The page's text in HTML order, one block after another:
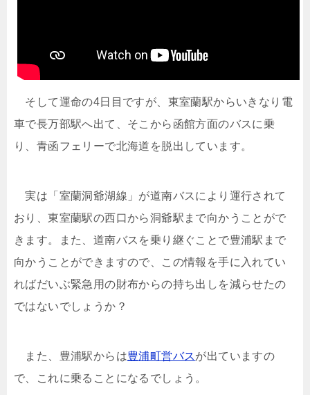
そして運命の4日目ですが、東室蘭駅からいきなり電
車で長万部駅へ出て、そこから函館方面のバスに乗
り、青函フェリーで北海道を脱出しています。
実は「室蘭洞爺湖線」が道南バスにより運行されて
おり、東室蘭駅の西口から洞爺駅まで向かうことがで
きます。また、道南バスを乗り継ぐことで豊浦駅まで
向かうことができますので、この情報を手に入れてい
ればだいぶ緊急用の財布からの持ち出しを減らせたの
ではないでしょうか？
また、豊浦駅からは豊浦町営バスが出ていますの
で、これに乗ることになるでしょう。